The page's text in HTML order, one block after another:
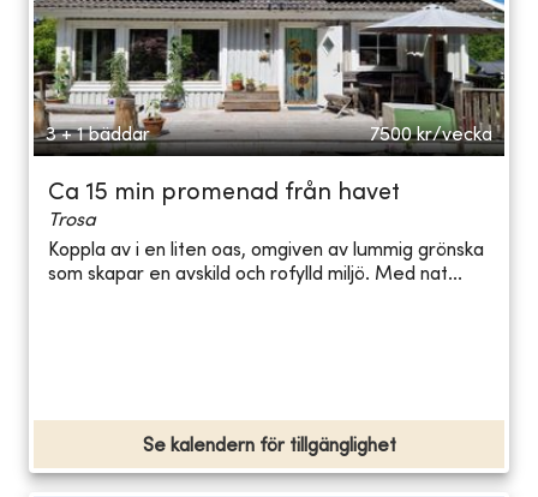
3 + 1 bäddar 7500 kr/vecka
Ca 15 min promenad från havet
Trosa
Koppla av i en liten oas, omgiven av lummig grönska
som skapar en avskild och rofylld miljö. Med nat...
Se kalendern för tillgänglighet